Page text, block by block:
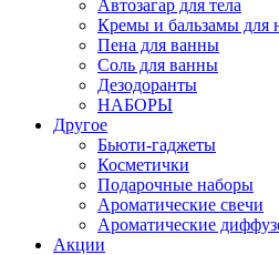
Автозагар для тела
Кремы и бальзамы для
Пена для ванны
Соль для ванны
Дезодоранты
НАБОРЫ
Другое
Бьюти-гаджеты
Косметички
Подарочные наборы
Ароматические свечи
Ароматические
Акции